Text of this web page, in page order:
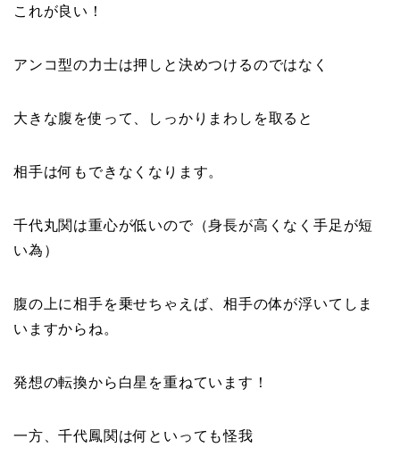
これが良い！
アンコ型の力士は押しと決めつけるのではなく
大きな腹を使って、しっかりまわしを取ると
相手は何もできなくなります。
千代丸関は重心が低いので（身長が高くなく手足が短
い為）
腹の上に相手を乗せちゃえば、相手の体が浮いてしま
いますからね。
発想の転換から白星を重ねています！
一方、千代鳳関は何といっても怪我